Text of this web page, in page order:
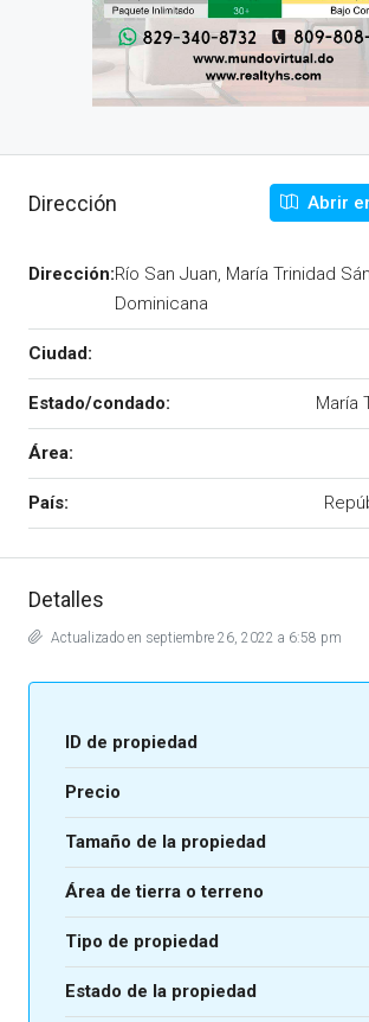
Dirección Abrir
Dirección:Río San Juan, María Trinidad
Dominicana
Ciudad:
Estado/condado: María
Área:
País:
Detalles
Actualizado en septiembre 26, 2022 a 6:58 pm
ID de propiedad
Precio
Tamaño de la propiedad
Área de tierra o terreno
Tipo de propiedad
Estado de la propiedad